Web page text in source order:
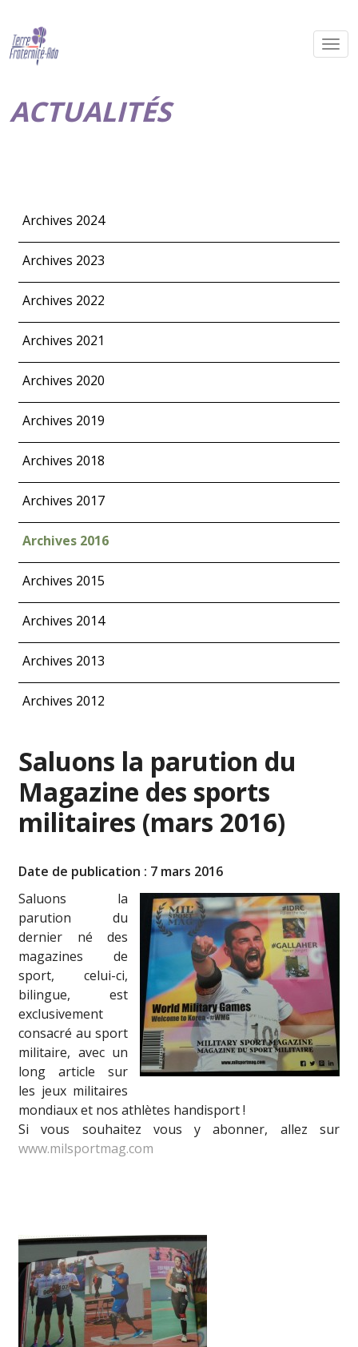
ACTUALITÉS
Archives 2024
Archives 2023
Archives 2022
Archives 2021
Archives 2020
Archives 2019
Archives 2018
Archives 2017
Archives 2016
Archives 2015
Archives 2014
Archives 2013
Archives 2012
Saluons la parution du
Magazine des sports
militaires (mars 2016)
Date de publication : 7 mars 2016
Saluons la
parution du
dernier né des
magazines de
sport, celui-ci,
bilingue, est
exclusivement
consacré au sport
militaire, avec un
long article sur
les jeux militaires
mondiaux et nos athlètes handisport !
Si vous souhaitez vous y abonner, allez sur
www.milsportmag.com